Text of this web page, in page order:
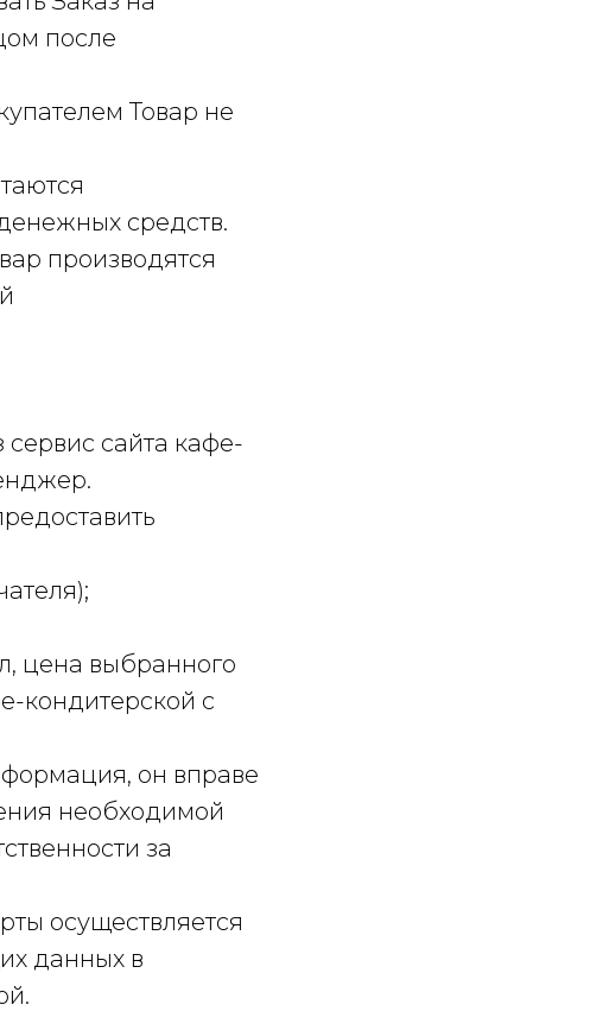
после
Товар не
средств.
производятся
сервис сайта кафе-
цена выбранного
кондитерской с
он вправе
необходимой
за
осуществляется
данных в